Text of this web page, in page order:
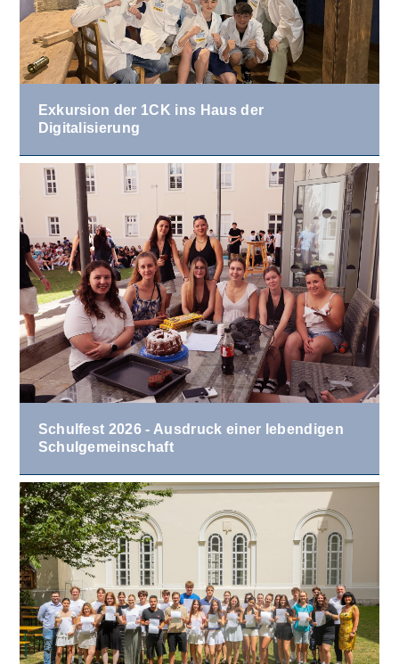
Exkursion der 1CK ins Haus der
Digitalisierung
Schulfest 2026 - Ausdruck einer lebendigen
Schulgemeinschaft